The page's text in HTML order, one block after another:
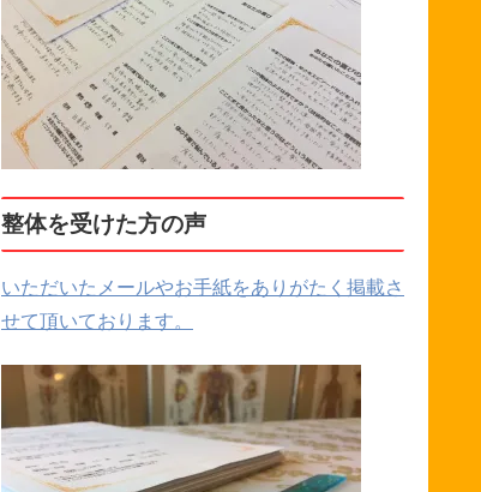
整体を受けた方の声
いただいたメールやお手紙をありがたく掲載さ
せて頂いております。